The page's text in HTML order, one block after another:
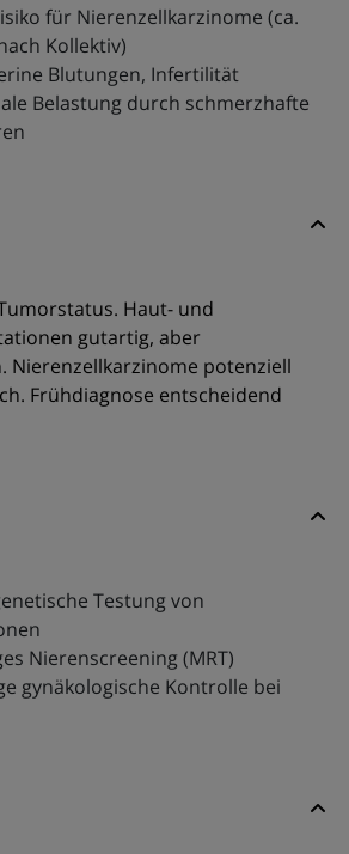
für Nierenzellkarzinome (ca.
Kollektiv)
Blutungen, Infertilität
Belastung durch schmerzhafte
Haut- und
gutartig, aber
Nierenzellkarzinome potenziell
Frühdiagnose entscheidend
Testung von
Nierenscreening (MRT)
gynäkologische Kontrolle bei